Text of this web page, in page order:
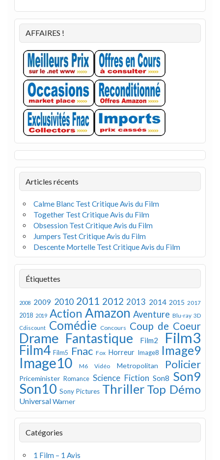
AFFAIRES !
Articles récents
Calme Blanc Test Critique Avis du Film
Together Test Critique Avis du Film
Obsession Test Critique Avis du Film
Jumpers Test Critique Avis du Film
Descente Mortelle Test Critique Avis du Film
Étiquettes
2008 2009 2010 2011 2012 2013 2014 2015 2017
2018 2019 Action Amazon Aventure Blu-ray 3D
Cdiscount Comédie Concours Coup de Coeur
Drame Fantastique Film2 Film3
Film4 Film5 Fnac Fox Horreur Image8 Image9
Image10 M6 Vidéo Metropolitan Policier
Priceminister Romance Science Fiction Son8 Son9
Son10 Sony Pictures Thriller Top Démo
UniversalWarner
Catégories
1 Film – 1 Avis